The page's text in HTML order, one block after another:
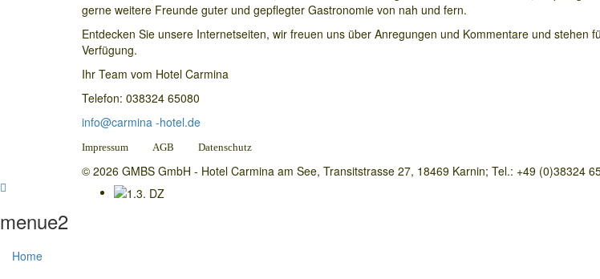
gerne weitere Freunde guter und gepflegter Gastronomie von nah und fern.
Entdecken Sie unsere Internetseiten, wir freuen uns über Anregungen und Kommentare und stehen
Verfügung.
Ihr Team vom Hotel Carmina
Telefon: 038324 65080
info@carmina -hotel.de
Impressum AGB Datenschutz
© 2026 GMBS GmbH - Hotel Carmina am See, Transitstrasse 27, 18469 Karnin; Tel.: +49 (0)38324
menue2
Home